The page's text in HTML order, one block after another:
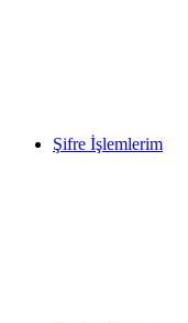
Şifre İşlemlerim